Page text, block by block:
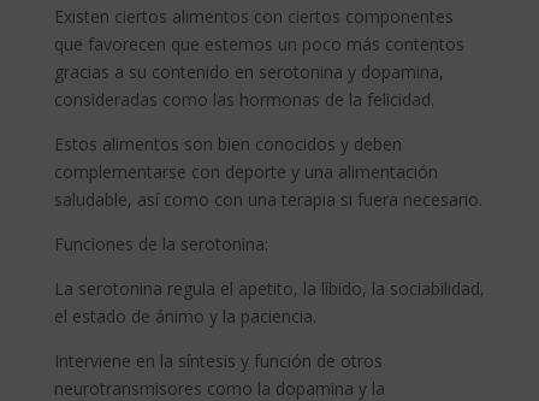
Existen ciertos alimentos con ciertos componentes
que favorecen que estemos un poco más contentos
gracias a su contenido en serotonina y dopamina,
consideradas como las hormonas de la felicidad.
Estos alimentos son bien conocidos y deben
complementarse con deporte y una alimentación
saludable, así como con una terapia si fuera necesario.
Funciones de la serotonina:
La serotonina regula el apetito, la líbido, la sociabilidad,
el estado de ánimo y la paciencia.
Interviene en la síntesis y función de otros
neurotransmisores como la dopamina y la